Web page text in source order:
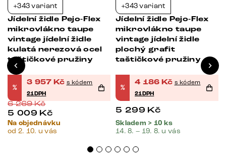
+343 variant
Jídelní židle Pejo-Flex
mikrovlákno taupe
vintage jídelní židle
kulatá nerezová ocel
taštičkové pružiny
%
3 957 Kč s kódem
21DPH
6 269Kč
5 009 Kč
Na objednávku
od 2. 10. u vás
+343 variant
Jídelní židle Pejo-Flex
mikrovlákno taupe
vintage jídelní židle
plochý grafit
taštičkové pružiny
%
4 186 Kč s kódem
21DPH
5 299 Kč
Skladem > 10 ks
14. 8. – 19. 8. u vás